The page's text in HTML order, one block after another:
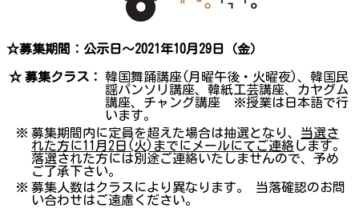
☆募集期間：公示日～2021年10月29日（金）
☆ 募集クラス：
韓国舞踊講座(月曜午後・火曜夜)、韓国民
謡パンソリ講座、韓紙工芸講座、カヤグム
講座、チャング講座 ※授業は日本語で行
います。
※ 募集期間内に定員を超えた場合は抽選となり、 当選さ
れた方に11月2日(火)までにメールにてご連絡します。
落選された方には別途ご連絡いたしませんので、予め
ご了承下さい。
※ 募集人数はクラスにより異なります。 当落確認のお問
い合わせはご遠慮ください。